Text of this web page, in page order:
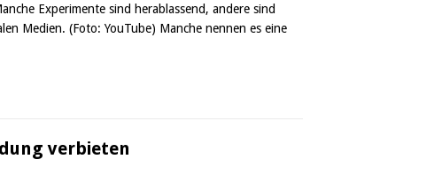
Experimente sind herablassend, andere sind
Medien. (Foto: YouTube) Manche nennen es eine
verbieten